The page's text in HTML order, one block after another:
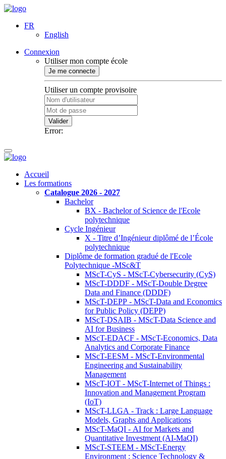
FR
English
Connexion
Utiliser mon compte école
Je me connecte
Utiliser un compte provisoire
Valider
Error:
Accueil
Les formations
Catalogue 2026 - 2027
Bachelor
BX - Bachelor of Science de l'Ecole
polytechnique
Cycle Ingénieur
X - Titre d’Ingénieur diplômé de l’École
polytechnique
Diplôme de formation gradué de l'Ecole
Polytechnique -MSc&T
MScT-CyS - MScT-Cybersecurity (CyS)
MScT-DDDF - MScT-Double Degree
Data and Finance (DDDF)
MScT-DEPP - MScT-Data and Economics
for Public Policy (DEPP)
MScT-DSAIB - MScT-Data Science and
AI for Business
MScT-EDACF - MScT-Economics, Data
Analytics and Corporate Finance
MScT-EESM - MScT-Environmental
Engineering and Sustainability
Management
MScT-IOT - MScT-Internet of Things :
Innovation and Management Program
(IoT)
MScT-LLGA - Track : Large Language
Models, Graphs and Applications
MScT-MaQI - AI for Markets and
Quantitative Investment (AI-MaQI)
MScT-STEEM - MScT-Energy
Environment : Science Technology &